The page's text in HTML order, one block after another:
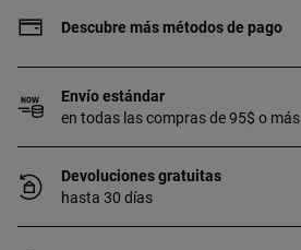
Descubre más métodos de pago
Envío estándar
en todas las compras de 95$ o más
Devoluciones gratuitas
hasta 30 días